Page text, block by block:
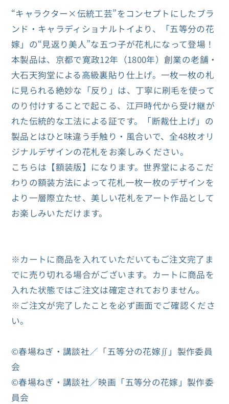
ト
イ
等
分
の
花
嫁
プ
レ
ミ
ア
ム
花
札
装
版
＞
の
を
ら
す
ト
イ
五
等
分
の
花
嫁
プ
レ
ミ
ア
ム
花
札
装
版
＞
の
を
や
“キャラクター×伝統工芸”をコンセプトにしたブラ
ンド・キャラディショナルトイより、「五等分の花
嫁」の“見返り美人”な五つ子が花札になって登場！
本製品は、京都で寛政12年（1800年）創業の老舗・
大石天狗堂による高級裏貼り仕上げ。一枚一枚の札
に見られる絶妙な「反り」は、丁寧に刷毛を使って
のり付けすることで起こる、江戸時代から受け継が
れた伝統的な工法による証です。「断裁仕上げ」の
製品とはひと味違う手触り・風合いで、全48枚オリ
ジナルデザインの花札をお楽しみください。
こちらは【額装版】になります。世界堂によるこだ
わりの額装方法によって花札一枚一枚のデザインを
より一層際立たせ、美しい花札をアート作品として
お楽しみいただけます。
※カートに商品を入れていただいてもご注文完了ま
でに売り切れる場合がございます。カートに商品を
入れた状態ではご注文は確定されておりません。
※ご注文が完了したことを必ず画面でご確認くださ
い。
©春場ねぎ・講談社／「五等分の花嫁∬」製作委員
会
©春場ねぎ・講談社／映画「五等分の花嫁」製作委
員会